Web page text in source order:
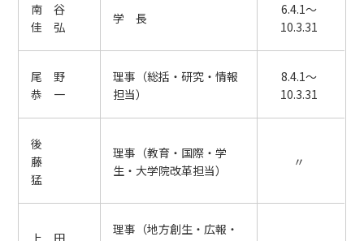
南 谷
佳 弘
学 長
6.4.1～
10.3.31
尾 野
恭 一
理事（総括・研究・情報
担当）
8.4.1～
10.3.31
後
藤
猛
理事（教育・国際・学
生・大学院改革担当）
〃
理事（地方創生・広報・